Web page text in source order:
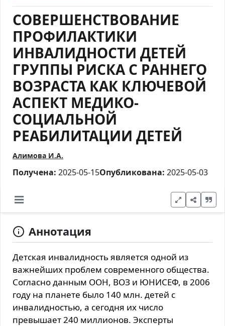
СОВЕРШЕНСТВОВАНИЕ
ПРОФИЛАКТИКИ
ИНВАЛИДНОСТИ ДЕТЕЙ
ГРУППЫ РИСКА С РАННЕГО
ВОЗРАСТА КАК КЛЮЧЕВОЙ
АСПЕКТ МЕДИКО-
СОЦИАЛЬНОЙ
РЕАБИЛИТАЦИИ ДЕТЕЙ
Алимова И.А.
Получена: 2025-05-15Опубликована: 2025-05-03
Аннотация
Детская инвалидность является одной из
важнейших проблем современного общества.
Согласно данным ООН, ВОЗ и ЮНИСЕФ, в 2006
году на планете было 140 млн. детей с
инвалидностью, а сегодня их число
превышает 240 миллионов. Эксперты